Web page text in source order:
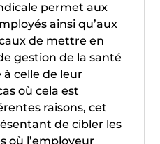
permet aux
ainsi qu’aux
de mettre en
gestion de la santé
celle de leur
où cela est
raisons, cet
de cibler les
où l’employeur